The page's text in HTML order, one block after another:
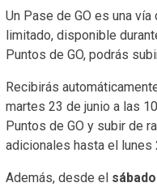
Un Pase de GO es una
limitado, disponible
Puntos de GO, podrás
Recibirás
martes 23 de junio a las
Puntos de GO y subir de
adicionales hasta el lunes
Además, desde el